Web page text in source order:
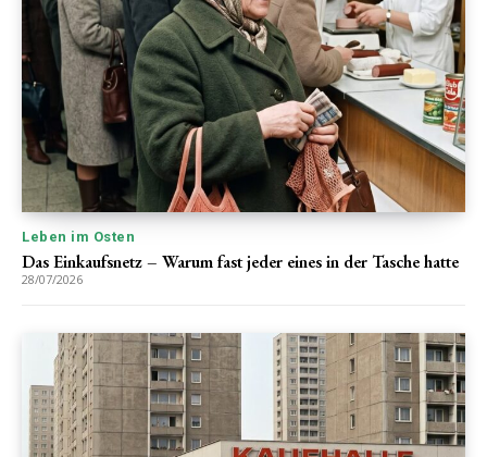
Leben im Osten
Das Einkaufsnetz – Warum fast jeder eines in der Tasche hatte
28/07/2026